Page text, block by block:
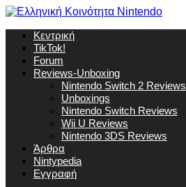
Κεντρική
TikTok!
Forum
Reviews-Unboxing
Nintendo Switch 2 Reviews
Unboxings
Nintendo Switch Reviews
Wii U Reviews
Nintendo 3DS Reviews
Άρθρα
Nintypedia
Εγγραφή